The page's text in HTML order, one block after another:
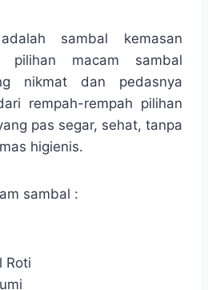
sambal kemasan
pilihan macam sambal
nikmat dan pedasnya
rempah-rempah pilihan
pas segar, sehat, tanpa
higienis.
sambal :
Roti